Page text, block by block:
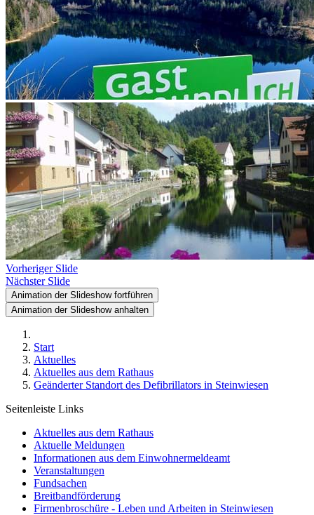
Vorheriger Slide
Nächster Slide
Animation der Slideshow fortführen
Animation der Slideshow anhalten
Start
Aktuelles
Aktuelles aus dem Rathaus
Geänderter Standort des Defibrillators in Steinwiesen
Seitenleiste Links
Aktuelles aus dem Rathaus
Aktuelle Meldungen
Informationen aus dem Einwohnermeldeamt
Veranstaltungen
Fundsachen
Breitbandförderung
Firmenbroschüre - Leben und Arbeiten in Steinwiesen